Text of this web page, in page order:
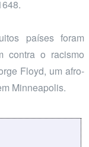
países foram
contra o racismo
Floyd, um afro-
Minneapolis.